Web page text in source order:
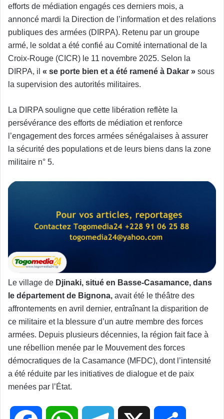
efforts de médiation engagés ces derniers mois, a
annoncé mardi la Direction de l’information et des relations
publiques des armées (DIRPA). Retenu par un groupe
armé, le soldat a été confié au Comité international de la
Croix-Rouge (CICR) le 11 novembre 2025. Selon la
DIRPA, il « se porte bien et a été ramené à Dakar » sous
la supervision des autorités militaires.
La DIRPA souligne que cette libération reflète la
persévérance des efforts de médiation et renforce
l’engagement des forces armées sénégalaises à assurer
la sécurité des populations et de leurs biens dans la zone
militaire n° 5.
Le village de Djinaki, situé en Basse-Casamance, dans
le département de Bignona, avait été le théâtre des
affrontements en avril dernier, entraînant la disparition de
ce militaire et la blessure d’un autre membre des forces
armées. Depuis plusieurs décennies, la région fait face à
une rébellion menée par le Mouvement des forces
démocratiques de la Casamance (MFDC), dont l’intensité
a été réduite par les initiatives de dialogue et de paix
menées par l’État.